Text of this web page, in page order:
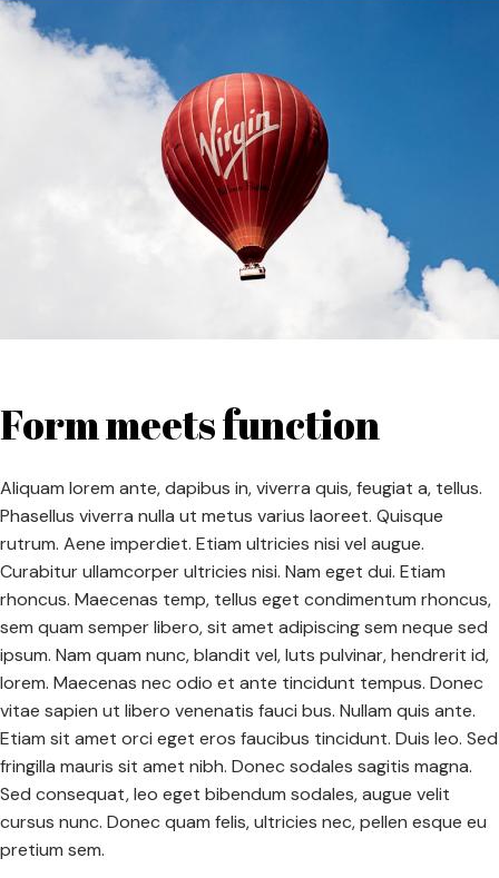
Form meets function
Aliquam lorem ante, dapibus in, viverra quis, feugiat a, tellus.
Phasellus viverra nulla ut metus varius laoreet. Quisque
rutrum. Aene imperdiet. Etiam ultricies nisi vel augue.
Curabitur ullamcorper ultricies nisi. Nam eget dui. Etiam
rhoncus. Maecenas temp, tellus eget condimentum rhoncus,
sem quam semper libero, sit amet adipiscing sem neque sed
ipsum. Nam quam nunc, blandit vel, luts pulvinar, hendrerit id,
lorem. Maecenas nec odio et ante tincidunt tempus. Donec
vitae sapien ut libero venenatis fauci bus. Nullam quis ante.
Etiam sit amet orci eget eros faucibus tincidunt. Duis leo. Sed
fringilla mauris sit amet nibh. Donec sodales sagitis magna.
Sed consequat, leo eget bibendum sodales, augue velit
cursus nunc. Donec quam felis, ultricies nec, pellen esque eu
pretium sem.